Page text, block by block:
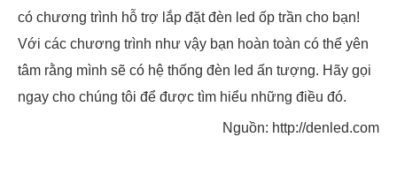
có chương trình hỗ trợ lắp đặt đèn led ốp trần cho bạn!
Với các chương trình như vậy bạn hoàn toàn có thể yên
tâm rằng mình sẽ có hệ thống đèn led ấn tượng. Hãy gọi
ngay cho chúng tôi để được tìm hiểu những điều đó.
Nguồn: http://denled.com